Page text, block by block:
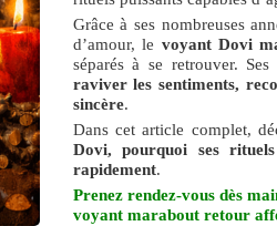
Grâce à ses nombreuses
d’amour, le voyant Dovi
séparés à se retrouver.
raviver les sentiments,
sincère.
Dans cet article complet,
Dovi, pourquoi ses
rapidement.
Prenez rendez-vous dès
voyant marabout retour